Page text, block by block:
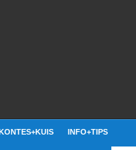
INFO+TIPS